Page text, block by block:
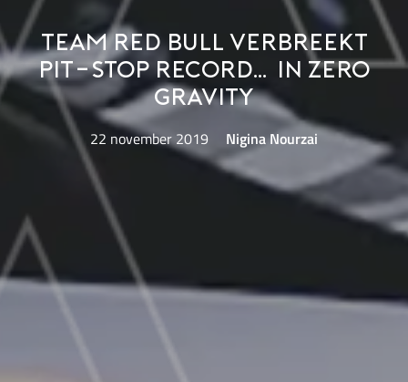
Team Red Bull verbreekt
Pit-Stop record… in Zero
Gravity
22 november 2019 Nigina Nourzai